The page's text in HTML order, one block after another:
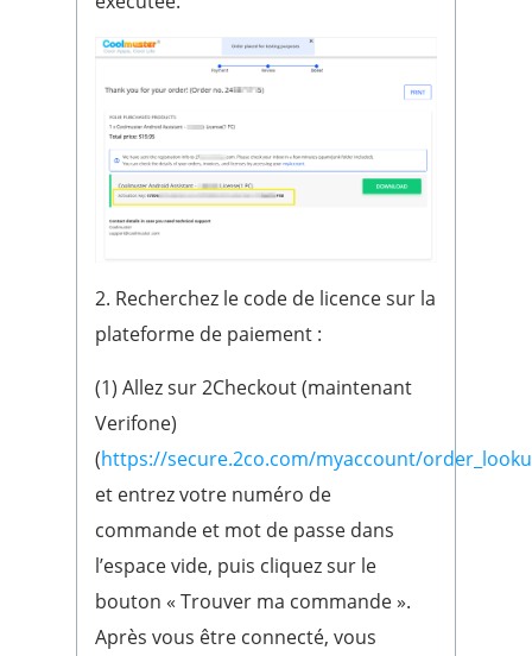
2. Recherchez le code de licence sur la
plateforme de paiement :
(1) Allez sur 2Checkout (maintenant
Verifone)
(https://secure.2co.com/myaccount/
et entrez votre numéro de
commande et mot de passe dans
l’espace vide, puis cliquez sur le
bouton « Trouver ma commande ».
Après vous être connecté, vous